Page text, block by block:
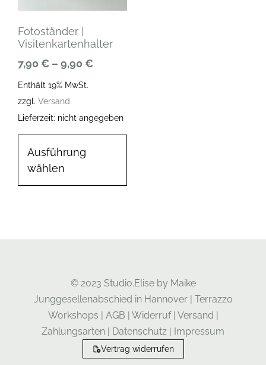
Fotoständer |
Visitenkartenhalter
7,90 € – 9,90 €
Enthält 19% MwSt.
zzgl. Versand
Lieferzeit: nicht angegeben
Ausführung
wählen
© 2023 Studio.Elise by Maike
Junggesellenabschied in Hannover| Terrazzo
Workshops | AGB | Widerruf| Versand |
Zahlungsarten | Datenschutz | Impressum
Vertrag widerrufen